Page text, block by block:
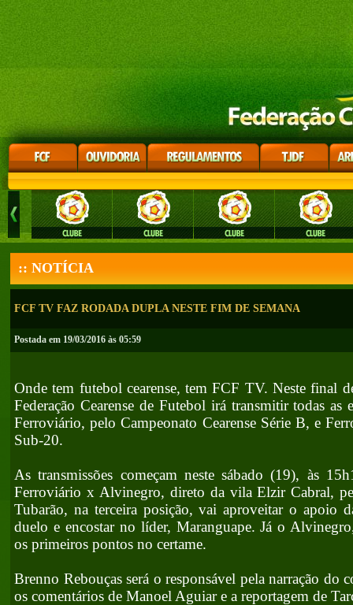
:: NOTÍCIA
FCF TV FAZ RODADA DUPLA NESTE FIM DE SEMANA
Postada em 19/03/2016 às 05:59
Onde tem futebol cearense, tem FCF TV. Neste final
Federação Cearense de Futebol irá transmitir todas as
Ferroviário, pelo Campeonato Cearense Série B, e
Sub-20.
As transmissões começam neste sábado (19), às
Ferroviário x Alvinegro, direto da vila Elzir Cabral,
Tubarão, na terceira posição, vai aproveitar o apoio
duelo e encostar no líder, Maranguape. Já o
os primeiros pontos no certame.
Brenno Rebouças será o responsável pela narração do
os comentários de Manoel Aguiar e a reportagem de